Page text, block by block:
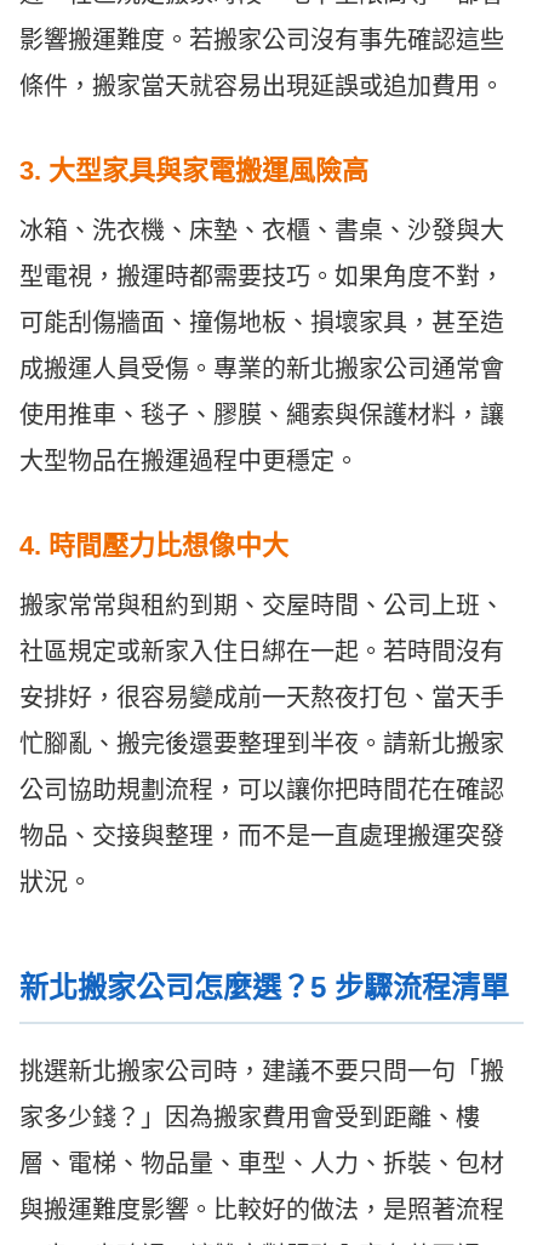
影響搬運難度。若搬家公司沒有事先確認這些
條件，搬家當天就容易出現延誤或追加費用。
3. 大型家具與家電搬運風險高
冰箱、洗衣機、床墊、衣櫃、書桌、沙發與大
型電視，搬運時都需要技巧。如果角度不對，
可能刮傷牆面、撞傷地板、損壞家具，甚至造
成搬運人員受傷。專業的新北搬家公司通常會
使用推車、毯子、膠膜、繩索與保護材料，讓
大型物品在搬運過程中更穩定。
4. 時間壓力比想像中大
搬家常常與租約到期、交屋時間、公司上班、
社區規定或新家入住日綁在一起。若時間沒有
安排好，很容易變成前一天熬夜打包、當天手
忙腳亂、搬完後還要整理到半夜。請新北搬家
公司協助規劃流程，可以讓你把時間花在確認
物品、交接與整理，而不是一直處理搬運突發
狀況。
新北搬家公司怎麼選？5 步驟流程清單
挑選新北搬家公司時，建議不要只問一句「搬
家多少錢？」因為搬家費用會受到距離、樓
層、電梯、物品量、車型、人力、拆裝、包材
與搬運難度影響。比較好的做法，是照著流程